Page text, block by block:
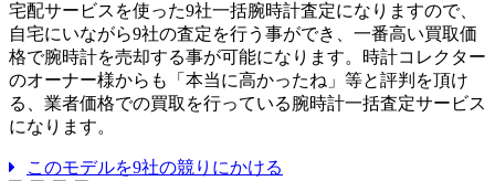
宅配サービスを使った9社一括腕時計査定になりますので、
自宅にいながら9社の査定を行う事ができ、一番高い買取価
格で腕時計を売却する事が可能になります。時計コレクター
のオーナー様からも「本当に高かったね」等と評判を頂け
る、業者価格での買取を行っている腕時計一括査定サービス
になります。
このモデルを9社の競りにかける